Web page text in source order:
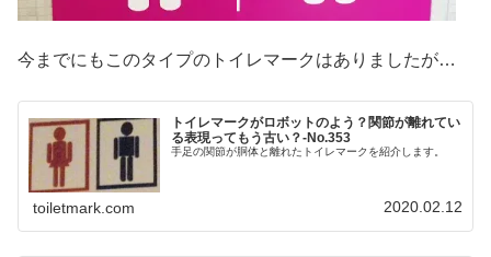
今までにもこのタイプのトイレマークはありましたが…
トイレマークがロボットのよう？関節が離れてい
る表現ってもう古い？‐No.353
手足の関節が胴体と離れたトイレマークを紹介します。
toiletmark.com 2020.02.12